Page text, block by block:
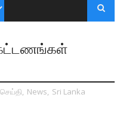
கட்டணங்கள்
செய்தி, News, Sri Lanka